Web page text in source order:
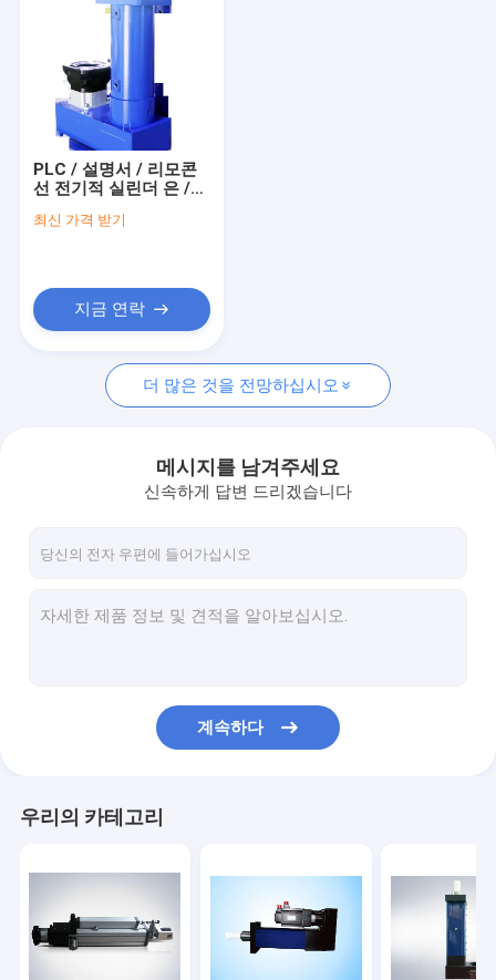
PLC / 설명서 / 리모콘
선 전기적 실린더 은 /
립니다
최신 가격 받기
지금 연락
더 많은 것을 전망하십시오
메시지를 남겨주세요
신속하게 답변 드리겠습니다
계속하다
우리의 카테고리